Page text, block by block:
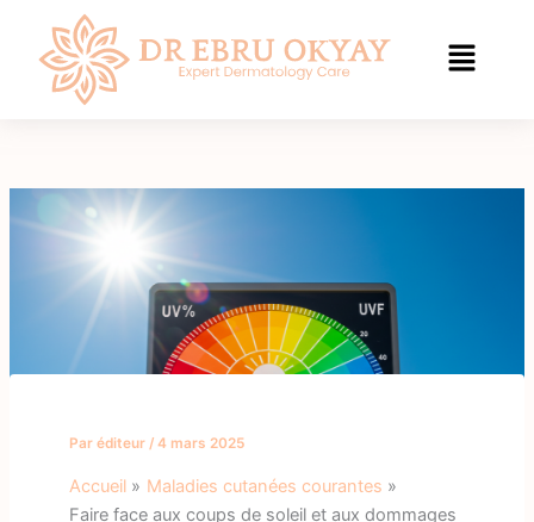
contenu
Par éditeur / 4 mars 2025
Accueil
Maladies cutanées courantes
Faire face aux coups de soleil et aux dommages